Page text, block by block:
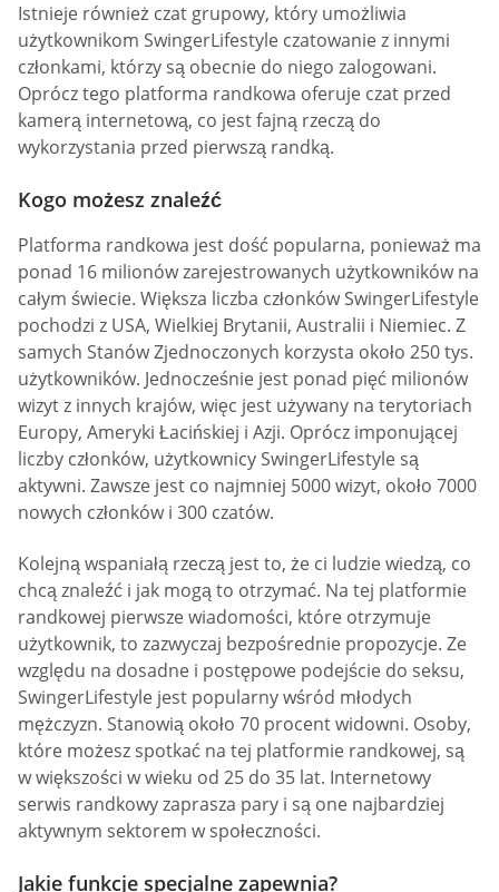
Istnieje również czat grupowy, który umożliwia
użytkownikom SwingerLifestyle czatowanie z innymi
członkami, którzy są obecnie do niego zalogowani.
Oprócz tego platforma randkowa oferuje czat przed
kamerą internetową, co jest fajną rzeczą do
wykorzystania przed pierwszą randką.
Kogo możesz znaleźć
Platforma randkowa jest dość popularna, ponieważ ma
ponad 16 milionów zarejestrowanych użytkowników na
całym świecie. Większa liczba członków SwingerLifestyle
pochodzi z USA, Wielkiej Brytanii, Australii i Niemiec. Z
samych Stanów Zjednoczonych korzysta około 250 tys.
użytkowników. Jednocześnie jest ponad pięć milionów
wizyt z innych krajów, więc jest używany na terytoriach
Europy, Ameryki Łacińskiej i Azji. Oprócz imponującej
liczby członków, użytkownicy SwingerLifestyle są
aktywni. Zawsze jest co najmniej 5000 wizyt, około 7000
nowych członków i 300 czatów.
Kolejną wspaniałą rzeczą jest to, że ci ludzie wiedzą, co
chcą znaleźć i jak mogą to otrzymać. Na tej platformie
randkowej pierwsze wiadomości, które otrzymuje
użytkownik, to zazwyczaj bezpośrednie propozycje. Ze
względu na dosadne i postępowe podejście do seksu,
SwingerLifestyle jest popularny wśród młodych
mężczyzn. Stanowią około 70 procent widowni. Osoby,
które możesz spotkać na tej platformie randkowej, są
w większości w wieku od 25 do 35 lat. Internetowy
serwis randkowy zaprasza pary i są one najbardziej
aktywnym sektorem w społeczności.
Jakie funkcje specjalne zapewnia?